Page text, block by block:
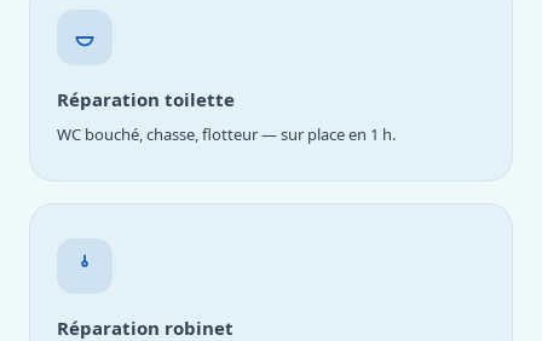
Réparation toilette
WC bouché, chasse, flotteur — sur place en 1 h.
Réparation robinet